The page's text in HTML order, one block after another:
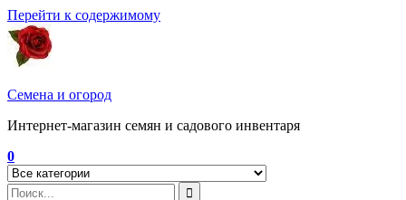
Перейти к содержимому
Семена и огород
Интернет-магазин семян и садового инвентаря
0